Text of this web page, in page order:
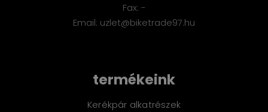
Fax: -
Email: uzlet@biketrade97.hu
termékeink
Kerékpár alkatrészek